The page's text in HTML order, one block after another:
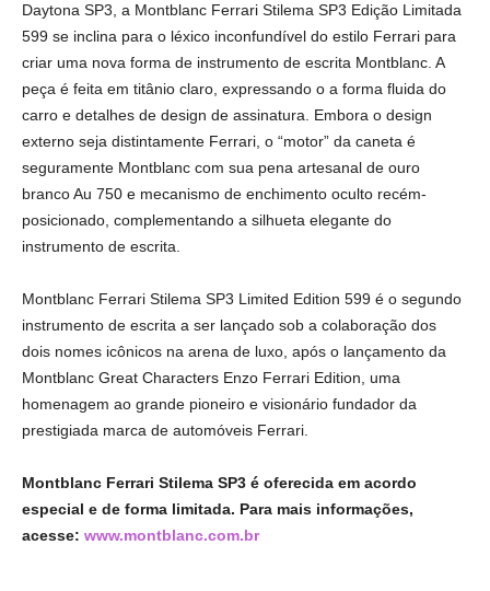
Daytona SP3, a Montblanc Ferrari Stilema SP3 Edição Limitada
599 se inclina para o léxico inconfundível do estilo Ferrari para
criar uma nova forma de instrumento de escrita Montblanc. A
peça é feita em titânio claro, expressando o a forma fluida do
carro e detalhes de design de assinatura. Embora o design
externo seja distintamente Ferrari, o “motor” da caneta é
seguramente Montblanc com sua pena artesanal de ouro
branco Au 750 e mecanismo de enchimento oculto recém-
posicionado, complementando a silhueta elegante do
instrumento de escrita.
Montblanc Ferrari Stilema SP3 Limited Edition 599 é o segundo
instrumento de escrita a ser lançado sob a colaboração dos
dois nomes icônicos na arena de luxo, após o lançamento da
Montblanc Great Characters Enzo Ferrari Edition, uma
homenagem ao grande pioneiro e visionário fundador da
prestigiada marca de automóveis Ferrari.
Montblanc Ferrari Stilema SP3 é oferecida em acordo
especial e de forma limitada. Para mais informações,
acesse: www.montblanc.com.br